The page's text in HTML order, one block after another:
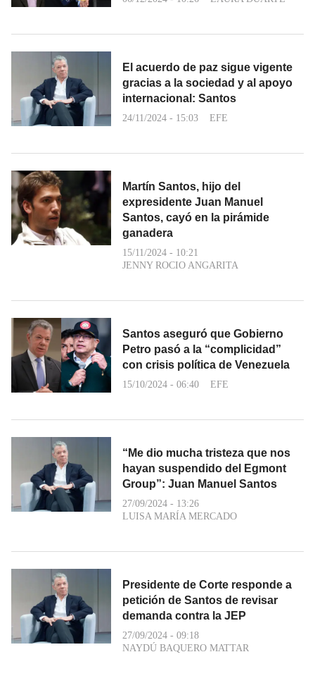
El acuerdo de paz sigue vigente
gracias a la sociedad y al apoyo
internacional: Santos
24/11/2024 - 15:03 EFE
Martín Santos, hijo del
expresidente Juan Manuel
Santos, cayó en la pirámide
ganadera
15/11/2024 - 10:21
JENNY ROCIO ANGARITA
Santos aseguró que Gobierno
Petro pasó a la “complicidad”
con crisis política de Venezuela
15/10/2024 - 06:40 EFE
“Me dio mucha tristeza que nos
hayan suspendido del Egmont
Group”: Juan Manuel Santos
27/09/2024 - 13:26
LUISA MARÍA MERCADO
Presidente de Corte responde a
petición de Santos de revisar
demanda contra la JEP
27/09/2024 - 09:18
NAYDÚ BAQUERO MATTAR